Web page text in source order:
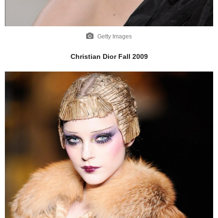
Getty Images
Christian Dior Fall 2009